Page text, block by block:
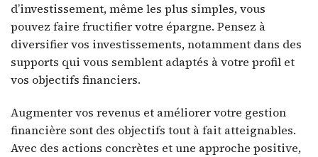
d’investissement, même les plus simples, vous
pouvez faire fructifier votre épargne. Pensez à
diversifier vos investissements, notamment dans des
supports qui vous semblent adaptés à votre profil et
vos objectifs financiers.
Augmenter vos revenus et améliorer votre gestion
financière sont des objectifs tout à fait atteignables.
Avec des actions concrètes et une approche positive,